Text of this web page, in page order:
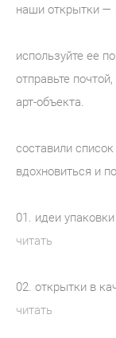
наши открытки —
используйте ее
отправьте
арт-объекта.
составили
вдохновиться и
01. идеи
читать
02. открытки в
читать